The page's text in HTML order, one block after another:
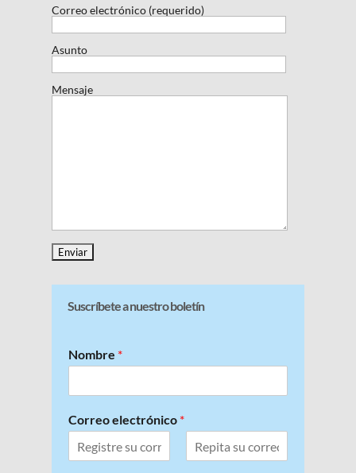
Correo electrónico (requerido)
Asunto
Mensaje
Suscríbete a nuestro boletín
Nombre *
Correo electrónico *